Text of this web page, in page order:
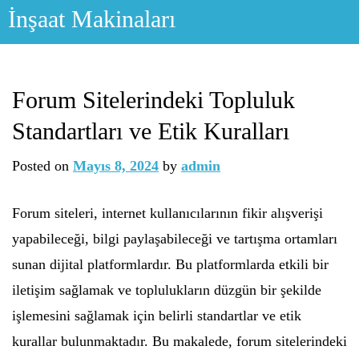
Skip
İnşaat Makinaları
Forum Sitelerindeki Topluluk
Standartları ve Etik Kuralları
Posted on Mayıs 8, 2024 by admin
Forum siteleri, internet kullanıcılarının fikir alışverişi
yapabileceği, bilgi paylaşabileceği ve tartışma ortamları
sunan dijital platformlardır. Bu platformlarda etkili bir
iletişim sağlamak ve toplulukların düzgün bir şekilde
işlemesini sağlamak için belirli standartlar ve etik
kurallar bulunmaktadır. Bu makalede, forum sitelerindeki